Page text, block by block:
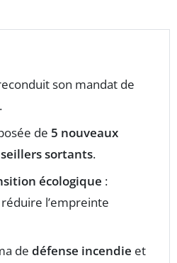
son mandat de
.
de 5 nouveaux
sortants.
écologique :
l’empreinte
de défense incendie et